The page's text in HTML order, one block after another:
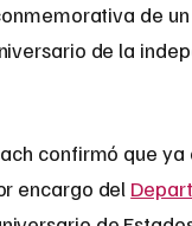
de
de la
confirmó que
encargo del